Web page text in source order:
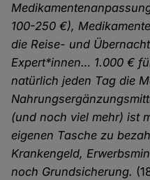
100-250 €),
die Reise- und
Expert*innen… 1.000 €
natürlich jeden Tag die
(und noch viel mehr) ist
eigenen Tasche zu
Krankengeld,
noch Grundsicherung.